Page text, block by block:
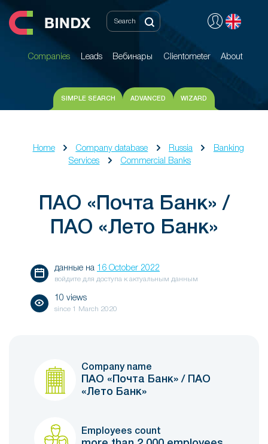
Companies Leads Вебинары Clientometer About
Companies Leads Вебинары Clientometer About
SIMPLE SEARCH ADVANCED WIZARD
Home Company database Russia
Banking
Services
Commercial Banks
ПАО «Почта Банк» /
ПАО «Лето Банк»
данные на 16 October 2022
войдите для доступа к актуальным данным
10 views
since 1 March 2020
Company name
ПАО «Почта Банк» / ПАО
«Лето Банк»
Employees count